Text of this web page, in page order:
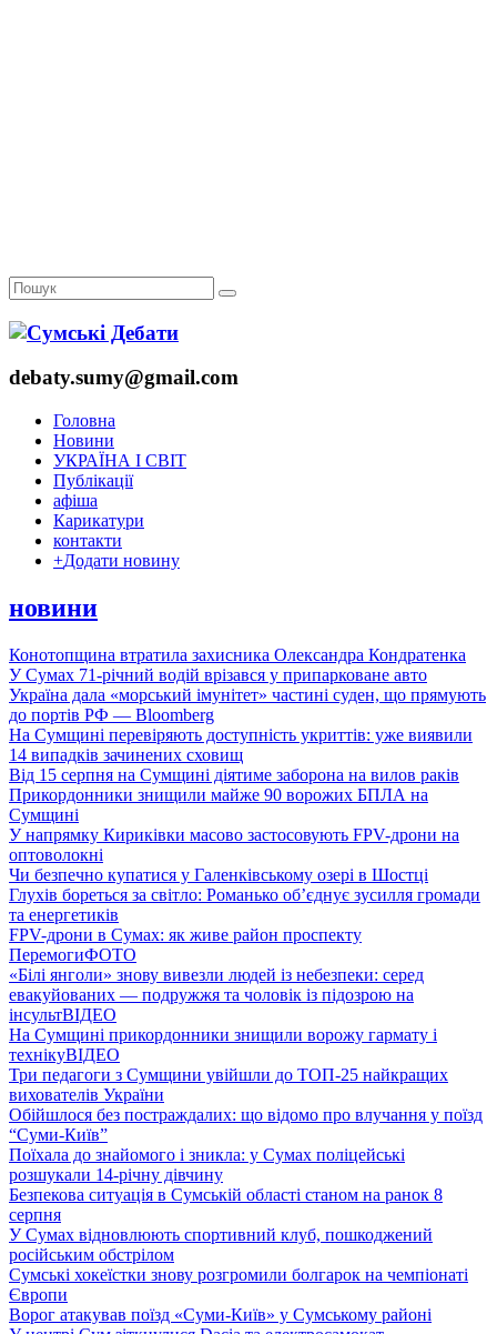
debaty.sumy@gmail.com
Головна
Новини
УКРАЇНА І СВІТ
Публікації
афіша
Карикатури
контакти
+Додати новину
новини
Конотопщина втратила захисника Олександра Кондратенка
У Сумах 71-річний водій врізався у припарковане авто
Україна дала «морський імунітет» частині суден, що прямують
до портів РФ — Bloomberg
На Сумщині перевіряють доступність укриттів: уже виявили
14 випадків зачинених сховищ
Від 15 серпня на Сумщині діятиме заборона на вилов раків
Прикордонники знищили майже 90 ворожих БПЛА на
Сумщині
У напрямку Кириківки масово застосовують FPV-дрони на
оптоволокні
Чи безпечно купатися у Галенківському озері в Шостці
Глухів бореться за світло: Романько об’єднує зусилля громади
та енергетиків
FPV-дрони в Сумах: як живе район проспекту
ПеремогиФОТО
«Білі янголи» знову вивезли людей із небезпеки: серед
евакуйованих — подружжя та чоловік із підозрою на
інсультВІДЕО
На Сумщині прикордонники знищили ворожу гармату і
технікуВІДЕО
Три педагоги з Сумщини увійшли до ТОП-25 найкращих
вихователів України
Обійшлося без постраждалих: що відомо про влучання у поїзд
“Суми-Київ”
Поїхала до знайомого і зникла: у Сумах поліцейські
розшукали 14-річну дівчину
Безпекова ситуація в Сумській області станом на ранок 8
серпня
У Сумах відновлюють спортивний клуб, пошкоджений
російським обстрілом
Сумські хокеїстки знову розгромили болгарок на чемпіонаті
Європи
Ворог атакував поїзд «Суми-Київ» у Сумському районі